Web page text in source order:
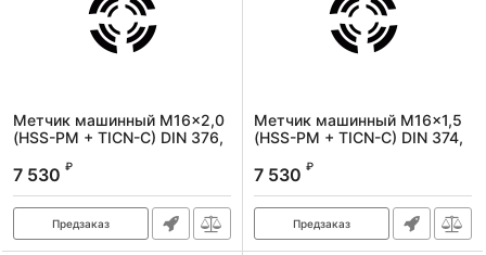
Метчик машинный M16x2,0
(HSS-PM + TICN-C) DIN 376,
Артикул:
7 530 ₽
Предзаказ
Метчик машинный M16x1,5
(HSS-PM + TICN-C) DIN 374,
Артикул:
7 530 ₽
Предзаказ